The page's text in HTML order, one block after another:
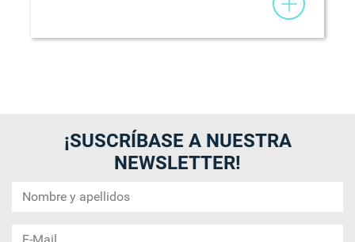
¡SUSCRÍBASE A NUESTRA
NEWSLETTER!